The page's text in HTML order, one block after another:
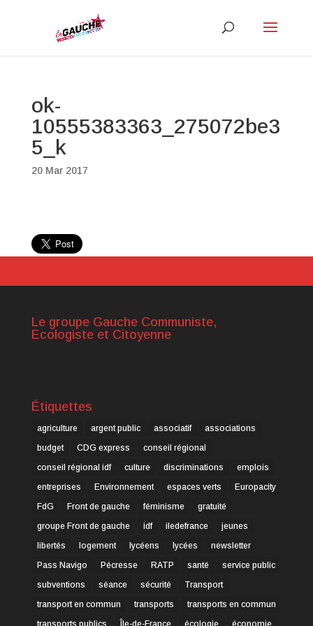
ok-
10555383363_275072be3
5_k
20 Mar 2017
Le groupe Gauche Communiste,
Ecologiste et Citoyenne
Étiquettes
agriculture argent public associatif
associations
budget
CDG express
conseil régional
conseil régional idf
culture discriminations
emplois
entreprises
Environnement espaces verts
Europacity
FdG
Front de gauche féminisme
gratuité
groupe Front de gauche
idf iledefrance
jeunes
libertés
logement lycéens lycées
newsletter
Pass Navigo
Pécresse RATP santé
service public
subventions
séance sécurité
Transport
transport en commun
transports
transports en commun